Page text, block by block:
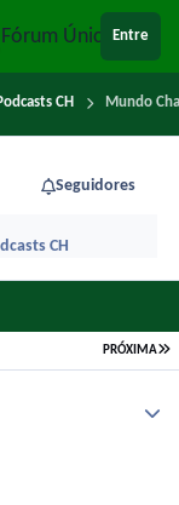
Fórum ÚnicoEntre
CH Mundo
Seguidores
CH
PRÓXIMA